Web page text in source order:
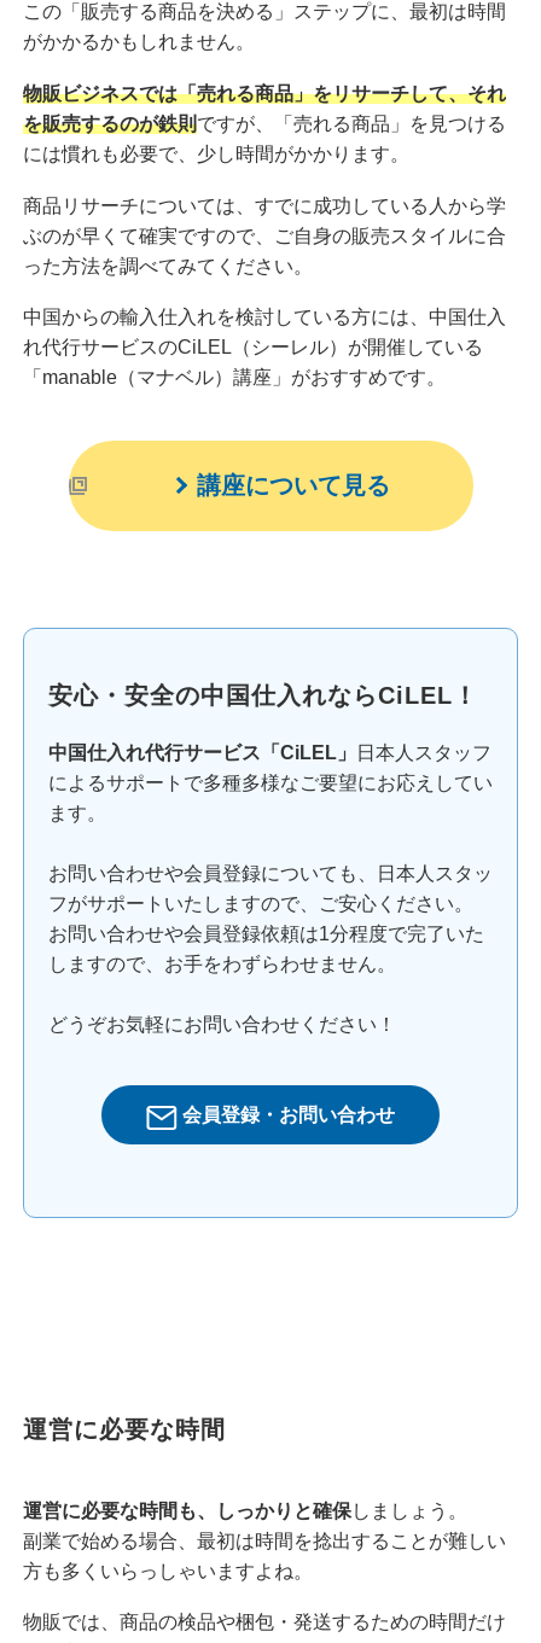
この「販売する商品を決める」ステップに、最初は時間
がかかるかもしれません。
物販ビジネスでは「売れる商品」をリサーチして、それ
を販売するのが鉄則ですが、「売れる商品」を見つける
には慣れも必要で、少し時間がかかります。
商品リサーチについては、すでに成功している人から学
ぶのが早くて確実ですので、ご自身の販売スタイルに合
った方法を調べてみてください。
中国からの輸入仕入れを検討している方には、中国仕入
れ代行サービスのCiLEL（シーレル）が開催している
「manable（マナベル）講座」がおすすめです。
講座について見る
安心・安全の中国仕入れならCiLEL！
中国仕入れ代行サービス「CiLEL」
日本人スタッフ
によるサポートで多種多様なご要望にお応えしてい
ます。
お問い合わせや会員登録についても、日本人スタッ
フがサポートいたしますので、ご安心ください。
お問い合わせや会員登録依頼は1分程度で完了いた
しますので、お手をわずらわせません。
どうぞお気軽にお問い合わせください！
会員登録・お問い合わせ
運営に必要な時間
運営に必要な時間も、しっかりと確保しましょう。
副業で始める場合、最初は時間を捻出することが難しい
方も多くいらっしゃいますよね。
物販では、商品の検品や梱包・発送するための時間だけ